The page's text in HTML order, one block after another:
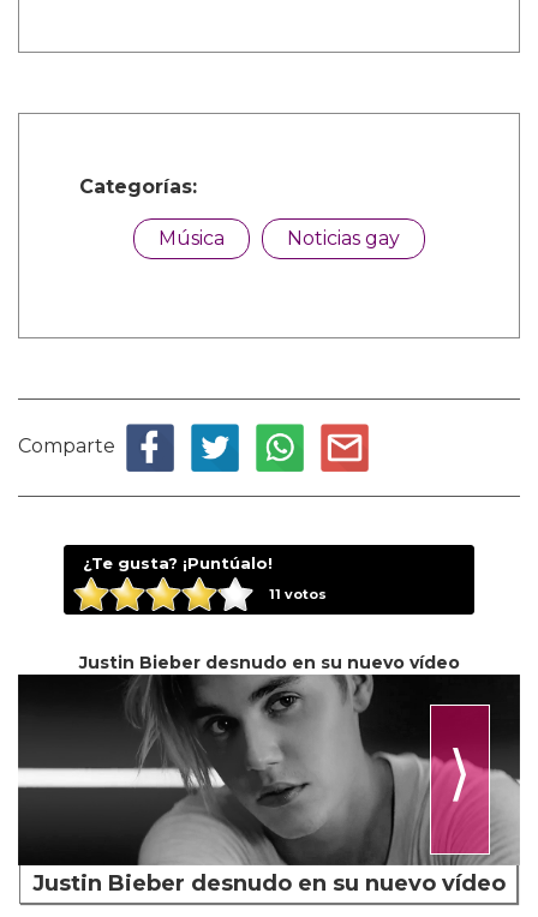
Categorías:
Música Noticias gay
Comparte
¿Te gusta? ¡Puntúalo!
11 votos
Justin Bieber desnudo en su nuevo vídeo
⟩
Justin Bieber desnudo en su nuevo vídeo